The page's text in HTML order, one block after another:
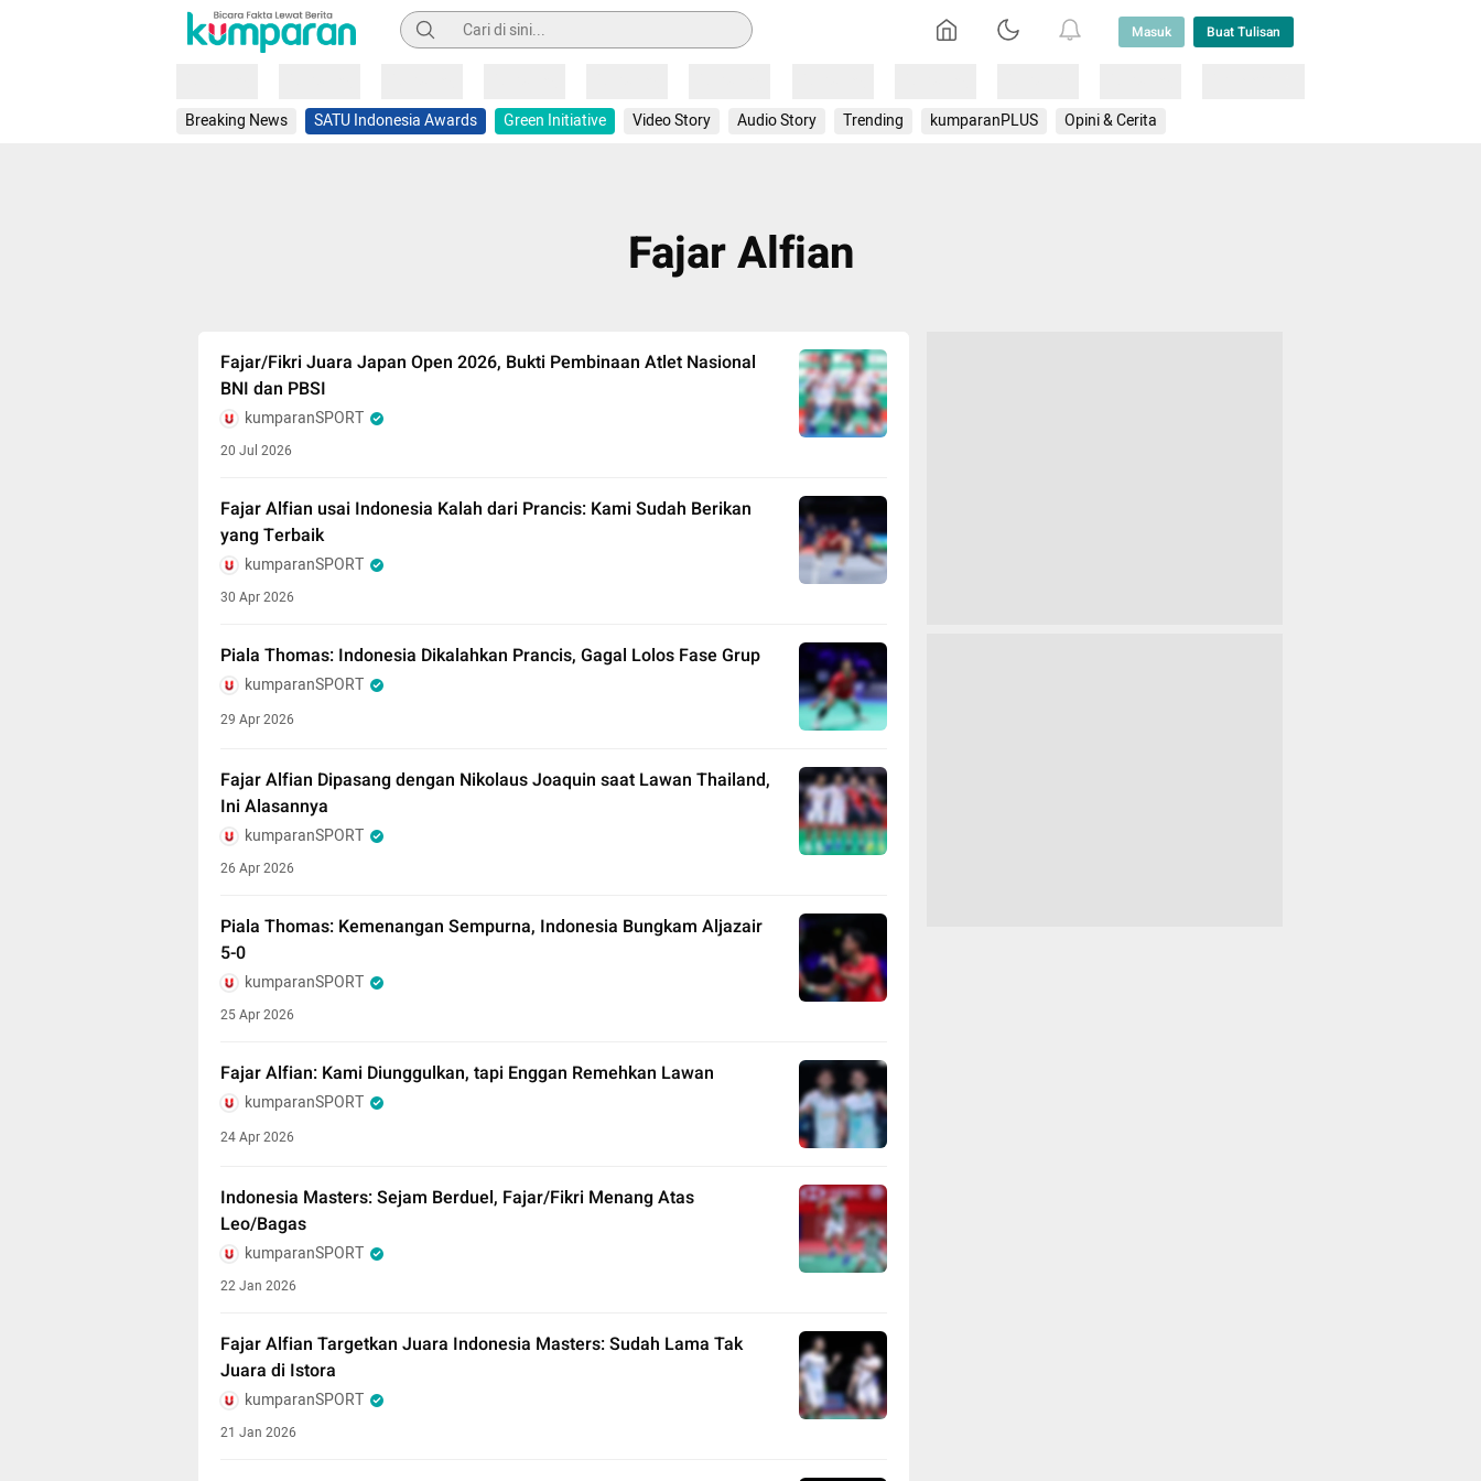
Pencarian Masuk Buat Tulisan
Breaking News SATU Indonesia Awards Green Initiative Video Story Audio Story Trending kumparanPLUS Opini & Cerita
Fajar Alfian
Fajar/Fikri Juara Japan Open 2026, Bukti Pembinaan Atlet Nasional
BNI dan PBSI
kumparanSPORT
20 Jul 2026
Fajar Alfian usai Indonesia Kalah dari Prancis: Kami Sudah Berikan
yang Terbaik
kumparanSPORT
30 Apr 2026
Piala Thomas: Indonesia Dikalahkan Prancis, Gagal Lolos Fase Grup
kumparanSPORT
29 Apr 2026
Fajar Alfian Dipasang dengan Nikolaus Joaquin saat Lawan Thailand,
Ini Alasannya
kumparanSPORT
26 Apr 2026
Piala Thomas: Kemenangan Sempurna, Indonesia Bungkam Aljazair
5-0
kumparanSPORT
25 Apr 2026
Fajar Alfian: Kami Diunggulkan, tapi Enggan Remehkan Lawan
kumparanSPORT
24 Apr 2026
Indonesia Masters: Sejam Berduel, Fajar/Fikri Menang Atas
Leo/Bagas
kumparanSPORT
22 Jan 2026
Fajar Alfian Targetkan Juara Indonesia Masters: Sudah Lama Tak
Juara di Istora
kumparanSPORT
21 Jan 2026